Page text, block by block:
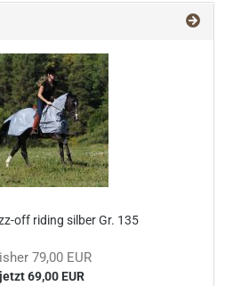
off riding silber Gr. 135
79,00 EUR
jetzt 69,00 EUR